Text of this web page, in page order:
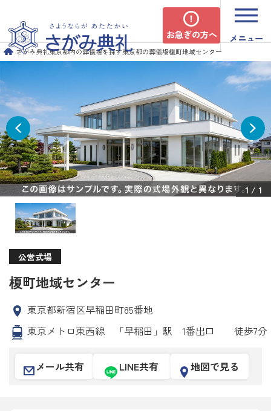
お急ぎの方へ メニュー
さがみ典礼東京都内の葬儀場を探す東京都の葬儀場榎町地域センター
公営式場
榎町地域センター
東京都新宿区早稲田町85番地
東京メトロ東西線 「早稲田」駅 1番出口 徒歩7分
メール共有 LINE共有 地図で見る
1 / 1